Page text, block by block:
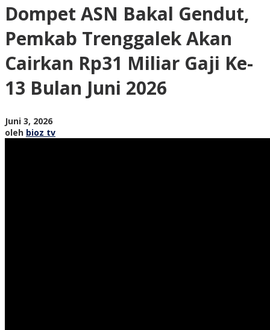
Pemkab
Akan
Cairkan
Rp31
Miliar
Gaji
Ke-
2026
Dompet ASN Bakal Gendut,
Pemkab Trenggalek Akan
Cairkan Rp31 Miliar Gaji Ke-
13 Bulan Juni 2026
Juni 3, 2026oleh
bioz
oleh bioz tv